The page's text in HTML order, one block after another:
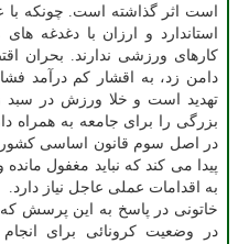
است اثر گذاشته است. چونکه
استاندارد و ارزان با دغدغه
دامن زد، به اقشار کم درآمد
تهدید است و خلا ورزش در سبد
بزرگی را برای جامعه به همراه
در اصل سوم قانون اساسی کشور
پیدا می کند که نباید مغفول
به اقدامات عملی عاجل نیاز دارد.
خاتونی در پاسخ به این پرسش که
در وضعیت کرونائی برای